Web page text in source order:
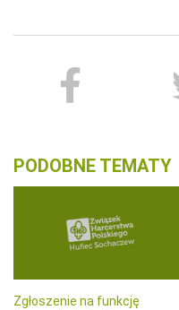
PODOBNE TEMATY
Zgłoszenie na funkcję